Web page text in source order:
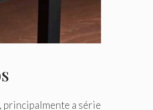
principalmente a série